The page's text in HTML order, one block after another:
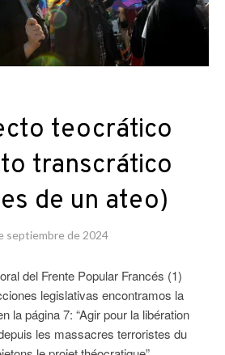
teocrático
transcrático
de un ateo)
septiembre de 2024
del Frente Popular Francés (1)
legislativas encontramos la
la página 7: “Agir pour la libération
les massacres terroristes du